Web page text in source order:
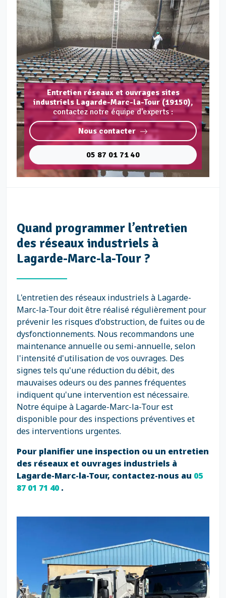
Entretien réseaux et ouvrages sites
industriels Lagarde-Marc-la-Tour (19150),
contactez notre équipe d'experts :
Nous contacter
05 87 01 71 40
Quand programmer l’entretien
des réseaux industriels à
Lagarde-Marc-la-Tour ?
L'entretien des réseaux industriels à Lagarde-
Marc-la-Tour doit être réalisé régulièrement pour
prévenir les risques d'obstruction, de fuites ou de
dysfonctionnements. Nous recommandons une
maintenance annuelle ou semi-annuelle, selon
l'intensité d'utilisation de vos ouvrages. Des
signes tels qu'une réduction du débit, des
mauvaises odeurs ou des pannes fréquentes
indiquent qu'une intervention est nécessaire.
Notre équipe à Lagarde-Marc-la-Tour est
disponible pour des inspections préventives et
des interventions urgentes.
Pour planifier une inspection ou un entretien
des réseaux et ouvrages industriels à
Lagarde-Marc-la-Tour, contactez-nous au 05
87 01 71 40.